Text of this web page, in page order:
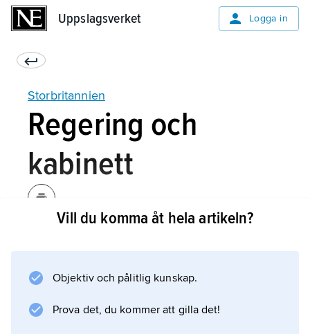
Uppslagsverket Logga in
Storbritannien
Regering och
kabinett
(junior) ställning. Regeringens inre cirkel,
kabinettet, består av drygt 20 personer, varav
någon eller några brukar komma från
Vill du komma åt hela artikeln?
Objektiv och pålitlig kunskap.
Prova det, du kommer att gilla det!